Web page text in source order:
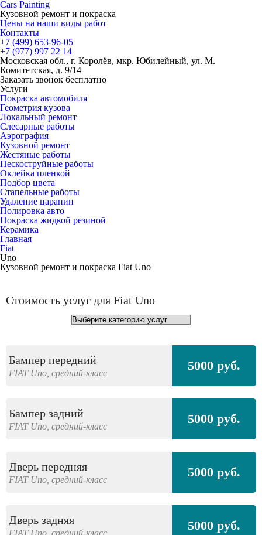
Cars Painting
Кузовной ремонт и покраска
Цены на наши виды работ
Контакты
+7 (499) 653-96-05
+7 (977) 997 22 14
Московская обл., г. Королёв, мкр. Юбилейный, ул. М.
Комитетская, д. 9/14
Заказать звонок бесплатно
Услуги
Покраска автомобиля
Геометрия кузова
Локальный ремонт
Слесарные работы
Аэрография
Кузовной ремонт
Жестяные работы
Пескоструйные работы
Оклейка пленкой
Подбор цвета
Стапельные работы
Удаление царапин
Полировка авто
Покраска жидкой резиной
Керамика
Главная
Fiat
Uno
Кузовной ремонт и покраска Fiat Uno
Стоимость услуг для Fiat Uno
Бампер передний
FIAT Uno, средний-класс 5000 руб.
Бампер задний
FIAT Uno, средний-класс 5000 руб.
Дверь передняя
FIAT Uno, средний-класс 5000 руб.
Дверь задняя
FIAT Uno, средний-класс 5000 руб.